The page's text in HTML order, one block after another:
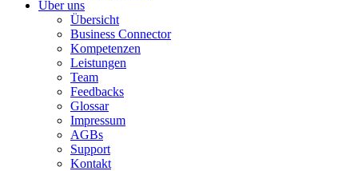
Über uns
Übersicht
Business Connector
Kompetenzen
Leistungen
Team
Feedbacks
Glossar
Impressum
AGBs
Support
Kontakt